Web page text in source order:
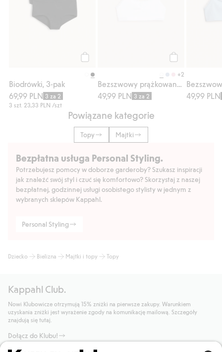
Biodrówki, 3-pak
69,99 PLN 3 za 2
3 szt. 23,33 PLN /szt
+2
49,99 PLN 3 za 2 49,99 PLN
Powiązane kategorie
Topy Majtki
Bezpłatna usługa Personal Styling.
Potrzebujesz pomocy w doborze garderoby? Szukasz inspiracji
jak znaleźć swój styl i czuć się komfortowo? Skorzystaj z naszej
bezpłatnej, godzinnej usługi osobistego stylisty w jednym z
wybranych sklepów Kappahl.
Personal Styling
Dziecko Bielizna Majtki i topy Topy
Kappahl Club.
Nowi Klubowicze otrzymują 15% zniżki na pierwsze zakupy. Warunkiem
uzyskania zniżki jest wyrażenie zgody na komunikację mailową. Szczegóły
znajdują się tutaj.
Dołącz do Klubu!